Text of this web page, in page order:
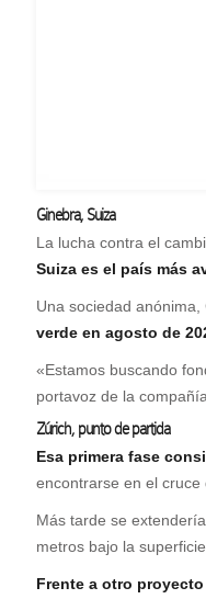
Ginebra, Suiza
L a lucha contra el
Suiza es el país más
Una sociedad
verde en agosto de
«Estamos buscando
portavoz de la
Zúrich, punto de partida
Esa primera fase
encontrarse en el cruce
Más tarde se
metros bajo la
Frente a otro